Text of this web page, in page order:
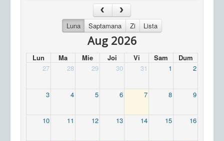
Luna Saptamana Zi Lista
Aug 2026
Lun Ma Mie Joi Vi Sam
Dum
27
28 29 30 31 1 2
3 4 5 6 7 8 9
10 11 12 13 14 15 16